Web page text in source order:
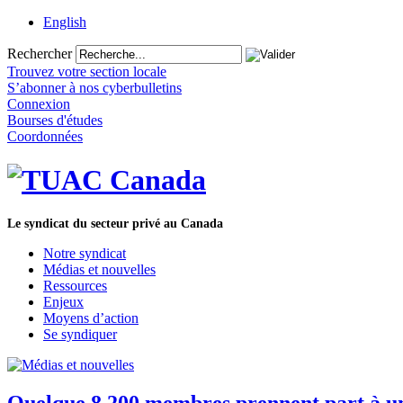
English
Rechercher
Trouvez votre section locale
S’abonner à nos cyberbulletins
Connexion
Bourses d'études
Coordonnées
Le syndicat du secteur privé au Canada
Notre syndicat
Médias et nouvelles
Ressources
Enjeux
Moyens d’action
Se syndiquer